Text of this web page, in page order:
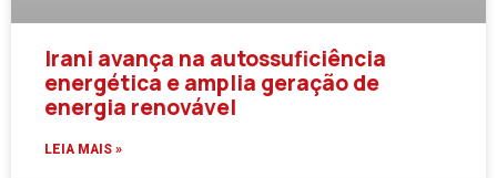
Irani avança na autossuficiência
energética e amplia geração de
energia renovável
LEIA MAIS »